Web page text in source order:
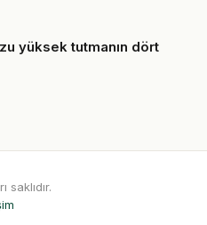
yüksek tutmanın dört